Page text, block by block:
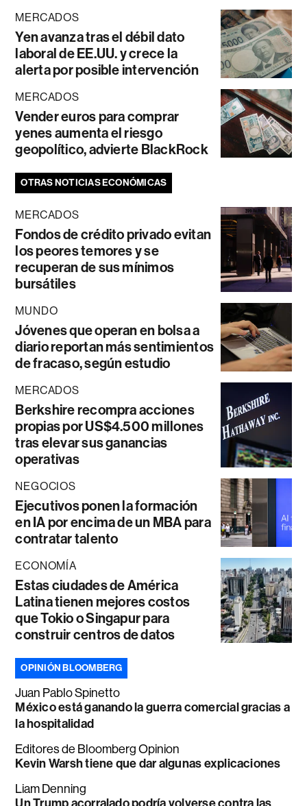
MERCADOS
Yen avanza tras el débil dato
laboral de EE.UU. y crece la
alerta por posible intervención
MERCADOS
Vender euros para comprar
yenes aumenta el riesgo
geopolítico, advierte BlackRock
OTRAS NOTICIAS ECONÓMICAS
MERCADOS
Fondos de crédito privado evitan
los peores temores y se
recuperan de sus mínimos
bursátiles
MUNDO
Jóvenes que operan en bolsa a
diario reportan más sentimientos
de fracaso, según estudio
MERCADOS
Berkshire recompra acciones
propias por US$4.500 millones
tras elevar sus ganancias
operativas
NEGOCIOS
Ejecutivos ponen la formación
en IA por encima de un MBA para
contratar talento
ECONOMÍA
Estas ciudades de América
Latina tienen mejores costos
que Tokio o Singapur para
construir centros de datos
OPINIÓN BLOOMBERG
Juan Pablo Spinetto
México está ganando la guerra comercial gracias a
la hospitalidad
Editores de Bloomberg Opinion
Kevin Warsh tiene que dar algunas explicaciones
Liam Denning